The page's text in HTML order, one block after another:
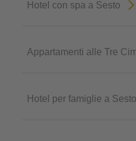
Hotel con spa a Sesto
Appartamenti alle Tre
Hotel per famiglie a Sesto